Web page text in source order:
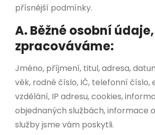
přísnější podmínky.
A. Běžné osobní
zpracováváme:
Jméno, příjmení, titul, adresa,
věk, rodné číslo, IČ, telefonní číslo,
vzdělání, IP adresu, cookies,
objednaných službách, informace
služby jsme vám poskytli.